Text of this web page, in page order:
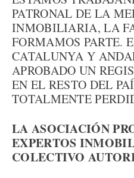
PATRONAL DE LA
INMOBILIARIA, LA
FORMAMOS PARTE.
CATALUNYA Y
APROBADO UN
EN EL RESTO DEL
TOTALMENTE
LA ASOCIACIÓN
EXPERTOS
COLECTIVO